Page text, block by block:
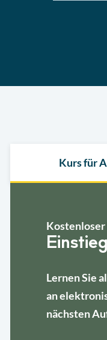
Kurs für
Lernen Sie
an
nächsten